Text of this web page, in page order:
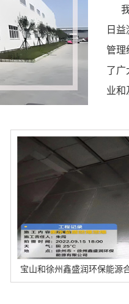
我
日
管理
了广
业和
润环保能源合作抗爆墙项目